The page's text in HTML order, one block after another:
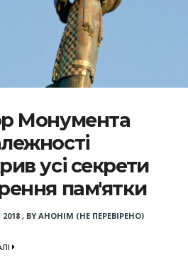
Монумента
усі секрети
пам'ятки
, BY АНОНІМ (НЕ ПЕРЕВІРЕНО)